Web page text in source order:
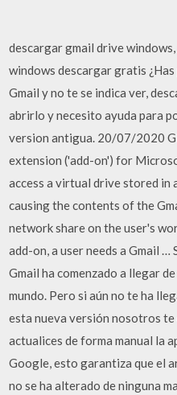
descargar gmail drive
windows descargar gratis
Gmail y no te se indica ver,
abrirlo y necesito ayuda para
version antigua. 20/07/2020
extension ('add-on') for
access a virtual drive stored in
causing the contents of the
network share on the user's
add-on, a user needs a Gmail …
Gmail ha comenzado a llegar
mundo. Pero si aún no te ha
esta nueva versión nosotros
actualices de forma manual la
Google, esto garantiza que el
no se ha alterado de ninguna